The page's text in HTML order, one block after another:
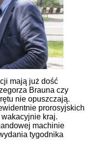
mają już dość
Brauna czy
nie opuszczają.
prorosyjskich
kraj.
machinie
tygodnika